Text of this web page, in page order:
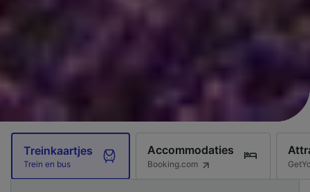
Treinkaartjes
Trein en bus
Accommodaties
Booking.com